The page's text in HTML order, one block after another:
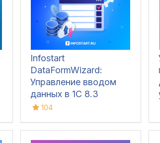
Infostart
DataFormWizard:
Управление вводом
данных в 1С 8.3
104